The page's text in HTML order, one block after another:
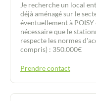
Je recherche un local
déjà aménagé sur le
éventuellement à POISY
nécessaire que le
respecte les normes
compris) : 350.000€
Prendre contact